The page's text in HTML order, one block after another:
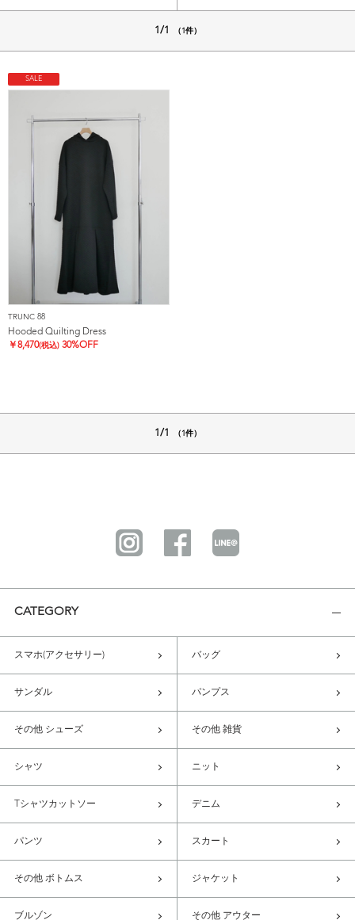
1/1 （1件）
SALE
TRUNC 88
Hooded Quilting Dress
￥8,470(税込) 30%OFF
1/1 （1件）
CATEGORY
スマホ(アクセサリー) バッグ
サンダル パンプス
その他 シューズ その他 雑貨
シャツ ニット
Tシャツカットソー デニム
パンツ スカート
その他 ボトムス ジャケット
ブルゾン その他 アウター